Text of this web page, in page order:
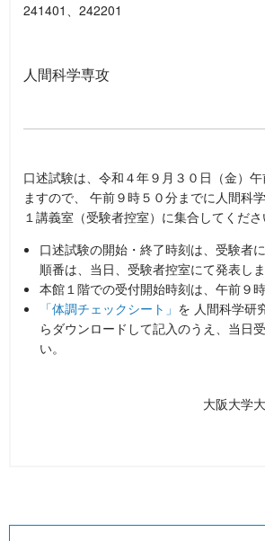
241401、242201
人間科学専攻
口述試験は、令和４年９月３０日（金）
ますので、 午前９時５０分までに人間科
１講義室（受験者控室）に集合してくださ
口述試験の開始・終了時刻は、受験者
順番は、当日、受験者控室にて発表しま
本館１階での受付開始時刻は、午前９時
「体調チェックシート」 を 人間科学研
らダウンロードして記入のうえ、当日
い。
大阪大学